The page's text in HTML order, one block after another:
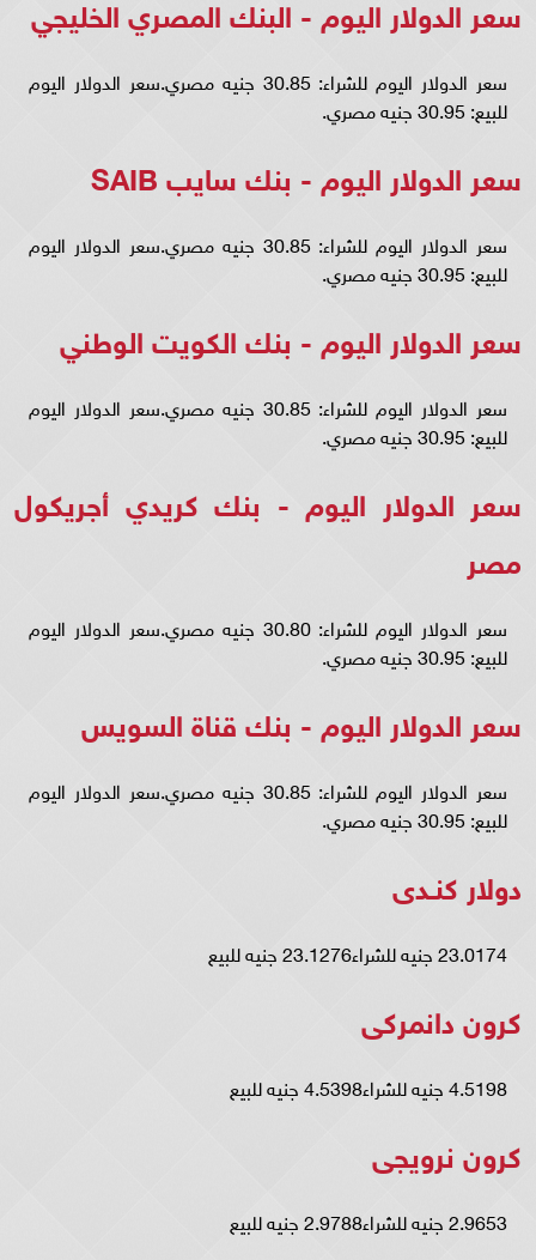
سعر الدولار اليوم - البنك المصري الخليجي
سعر الدولار اليوم للشراء: 30.85 جنيه مصري.سعر الدولار اليوم
للبيع: 30.95 جنيه مصري.
سعر الدولار اليوم - بنك سايب SAIB
سعر الدولار اليوم للشراء: 30.85 جنيه مصري.سعر الدولار اليوم
للبيع: 30.95 جنيه مصري.
سعر الدولار اليوم - بنك الكويت الوطني
سعر الدولار اليوم للشراء: 30.85 جنيه مصري.سعر الدولار اليوم
للبيع: 30.95 جنيه مصري.
سعر الدولار اليوم - بنك كريدي أجريكول
مصر
سعر الدولار اليوم للشراء: 30.80 جنيه مصري.سعر الدولار اليوم
للبيع: 30.95 جنيه مصري.
سعر الدولار اليوم - بنك قناة السويس
سعر الدولار اليوم للشراء: 30.85 جنيه مصري.سعر الدولار اليوم
للبيع: 30.95 جنيه مصري.
دولار كنـدى
23.0174 جنيه للشراء23.1276 جنيه للبيع
كرون دانمركى
4.5198 جنيه للشراء4.5398 جنيه للبيع
كرون نرويجى
2.9653 جنيه للشراء2.9788 جنيه للبيع